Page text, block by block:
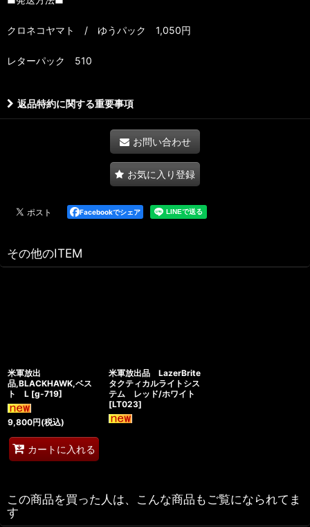
クロネコヤマト / ゆうパック 1,050円
レターパック 510
返品特約に関する重要事項
お問い合わせ
お気に入り登録
Facebookでシェア
その他のITEM
米軍放出
品,BLACKHAWK,ベス
ト L [g-719]
9,800円(税込)
カートに入れる
米軍放出品 LazerBrite
タクティカルライトシス
テム レッド/ホワイト
[LT023]
この商品を買った人は、こんな商品もご覧になられてま
す